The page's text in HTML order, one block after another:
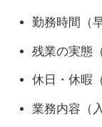
勤務時間（
残業の実態
休日・休暇
業務内容（